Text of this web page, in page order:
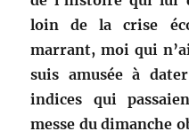
loin de la crise
marrant, moi qui
suis amusée à
indices qui
messe du dimanche